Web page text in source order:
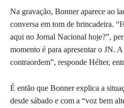
Na gravação, Bonner aparece ao
conversa em tom de brincadeira.
aqui no Jornal Nacional hoje?”,
momento é para apresentar o JN.
contraordem”, responde Hélter,
É então que Bonner explica a
desde sábado e com a “voz bem